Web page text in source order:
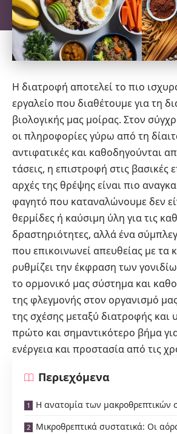
Η διατροφή αποτελεί το πιο
εργαλείο που διαθέτουμε για τη
βιολογικής μας μοίρας. Στον
οι πληροφορίες γύρω από τη
αντιφατικές και καθοδηγούνται
τάσεις, η επιστροφή στις βασικές
αρχές της θρέψης είναι πιο
φαγητό που καταναλώνουμε δεν
θερμίδες ή καύσιμη ύλη για τις
δραστηριότητες, αλλά ένα
που επικοινωνεί απευθείας με τα
ρυθμίζει την έκφραση των
το ορμονικό μας σύστημα και
της φλεγμονής στον οργανισμό
της σχέσης μεταξύ διατροφής και
πρώτο και σημαντικότερο βήμα
ενέργεια και προστασία από τις
Περιεχόμενα
Η ανατομία των μακροθρεπτικών
Μικροθρεπτικά συστατικά: Οι